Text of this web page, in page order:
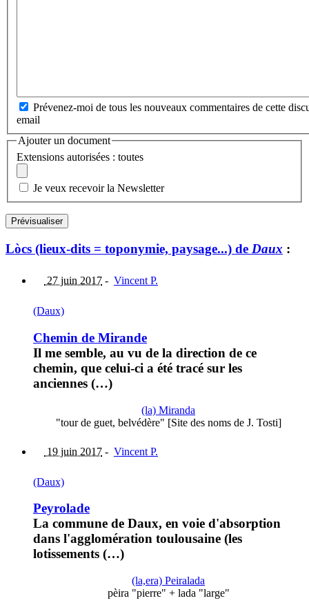
Prévenez-moi de tous les nouveaux commentaires de cette
email
Ajouter un document
Extensions autorisées : toutes
Je veux recevoir la Newsletter
Lòcs (lieux-dits = toponymie, paysage...) de Daux :
27 juin 2017 - Vincent P.
(Daux)
Chemin de Mirande
Il me semble, au vu de la direction de ce
chemin, que celui-ci a été tracé sur les
anciennes (…)
(la) Miranda
"tour de guet, belvédère" [Site des noms de J. Tosti]
19 juin 2017 - Vincent P.
(Daux)
Peyrolade
La commune de Daux, en voie d'absorption
dans l'agglomération toulousaine (les
lotissements (…)
(la,era) Peiralada
pèira "pierre" + lada "large"